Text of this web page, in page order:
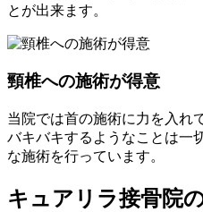
とが出来ます。
頸椎への施術が得意
当院では首の施術に力を入れ
バキバキするようなことは一
な施術を行っています。
キュアリラ接骨院